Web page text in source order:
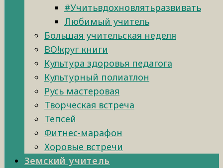
#Учитьвдохновлятьразвивать
Любимый учитель
Большая учительская неделя
ВО!круг книги
Культура здоровья педагога
Культурный полиатлон
Русь мастеровая
Творческая встреча
Тепсей
Фитнес-марафон
Хоровые встречи
Земский учитель